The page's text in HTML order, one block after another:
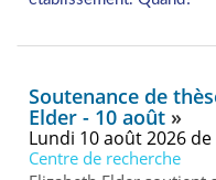
Soutenance de
Elder - 10 août
lundi 10 août 2026 de
Centre de recherche